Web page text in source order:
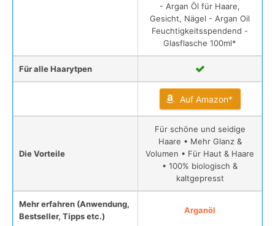
- Argan Öl für Haare,
Gesicht, Nägel - Argan Oil
Feuchtigkeitsspendend -
Glasflasche 100ml*
Für alle Haarytpen
Auf Amazon*
Die Vorteile
Für schöne und seidige
Haare • Mehr Glanz &
Volumen • Für Haut & Haare
• 100% biologisch &
kaltgepresst
Mehr erfahren (Anwendung,
Bestseller, Tipps etc.)
Arganöl